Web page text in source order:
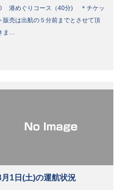
港めぐりコース（40分) ＊チケッ
販売は出航の５分前までとさせて頂
ま…
月1日(土)の運航状況